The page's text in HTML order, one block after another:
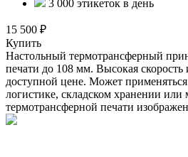
3 000 этикеток в день
15 500 ₽
Купить
Настольный термотрансферный
печати до 108 мм. Высокая скорость
доступной цене. Может
логистике, складском хранении
термотрансферной печати